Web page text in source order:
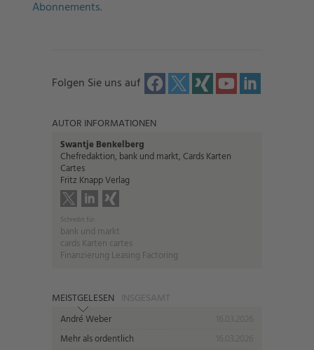
Abonnements.
Folgen Sie uns auf
AUTOR INFORMATIONEN
Swantje Benkelberg
Chefredaktion, bank und markt, Cards Karten
Cartes
Fritz Knapp Verlag
Schreibt für:
bank und markt
cards Karten cartes
Finanzierung Leasing Factoring
MEISTGELESEN INSGESAMT
André Weber
Mehr als ordentlich